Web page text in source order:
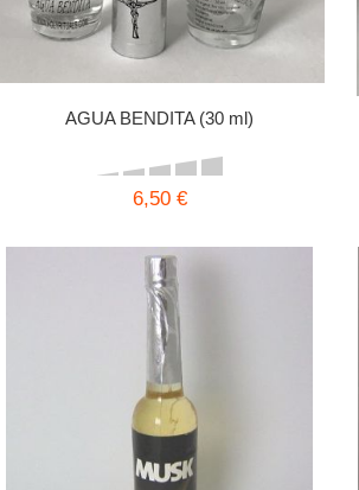
AGUA BENDITA (30 ml)
6,50 €